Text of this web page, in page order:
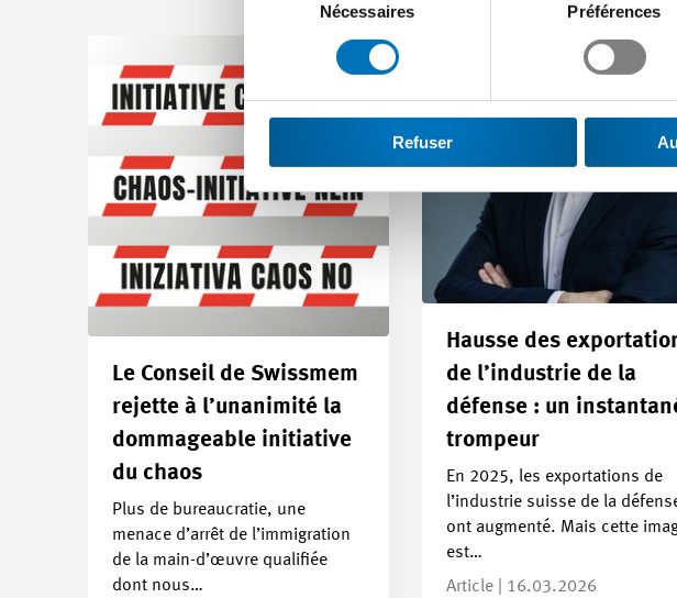
Nécessaires Préférences
Refuser
Hausse des
de l’industrie de la
défense : un
trompeur
En 2025, les exportations de
l’industrie suisse de la
ont augmenté. Mais cette
est…
Article | 16.03.2026
Le Conseil de Swissmem
rejette à l’unanimité la
dommageable initiative
du chaos
Plus de bureaucratie, une
menace d’arrêt de l’immigration
de la main-d’œuvre qualifiée
dont nous…